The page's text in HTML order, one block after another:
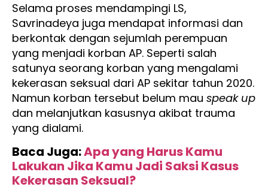
Selama proses mendampingi LS,
Savrinadeya juga mendapat informasi dan
berkontak dengan sejumlah perempuan
yang menjadi korban AP. Seperti salah
satunya seorang korban yang mengalami
kekerasan seksual dari AP sekitar tahun 2020.
Namun korban tersebut belum mau speak up
dan melanjutkan kasusnya akibat trauma
yang dialami.
Baca Juga:Apa yang Harus Kamu
Lakukan Jika Kamu Jadi Saksi Kasus
Kekerasan Seksual?